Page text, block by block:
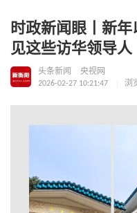
时政新闻眼丨新
见这些访华领导人
头条新闻
央视网
2026-02-27 10:21:47
浏